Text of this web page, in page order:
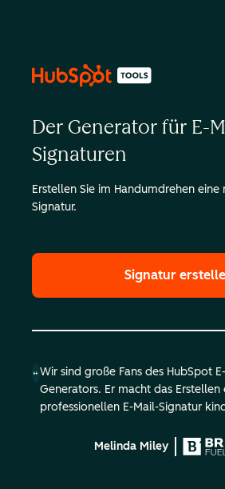
Der Generator für E-
Signaturen
Erstellen Sie im Handumdrehen eine
Signatur.
Signatur
Wir sind große Fans des HubSpot
Generators. Er macht das Erstellen
professionellen E-Mail-Signatur
Melinda Miley